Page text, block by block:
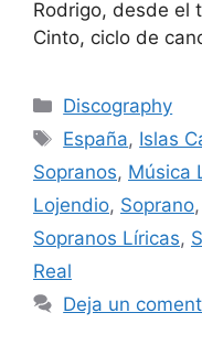
Rodrigo, desde el
Cinto, ciclo de
Discography
España, Islas
Sopranos, Música
Lojendio, Soprano,
Sopranos Líricas,
Real
Deja un